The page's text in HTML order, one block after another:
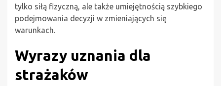
tylko siłą fizyczną, ale także umiejętnością szybkiego
podejmowania decyzji w zmieniających się
warunkach.
Wyrazy uznania dla
strażaków